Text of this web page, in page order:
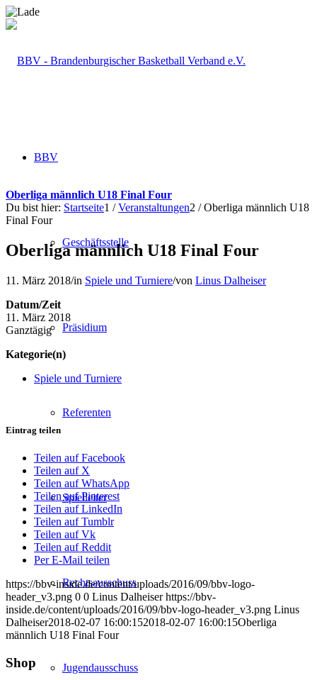
BBV
Geschäftsstelle
Präsidium
Referenten
Spielleiter
Rechtsausschuss
Jugendausschuss
Oberliga männlich U18 Final Four
Du bist hier: Startseite1 / Veranstaltungen2 / Oberliga männlich U18
Final Four
Oberliga männlich U18 Final Four
11. März 2018/in Spiele und Turniere/von Linus Dalheiser
Datum/Zeit
11. März 2018
Ganztägig
Kategorie(n)
Spiele und Turniere
Eintrag teilen
Teilen auf Facebook
Teilen auf X
Teilen auf WhatsApp
Teilen auf Pinterest
Teilen auf LinkedIn
Teilen auf Tumblr
Teilen auf Vk
Teilen auf Reddit
Per E-Mail teilen
https://bbv-inside.de/content/uploads/2016/09/bbv-logo-
header_v3.png 0 0 Linus Dalheiser https://bbv-
inside.de/content/uploads/2016/09/bbv-logo-header_v3.png Linus
Dalheiser2018-02-07 16:00:152018-02-07 16:00:15Oberliga
männlich U18 Final Four
Shop